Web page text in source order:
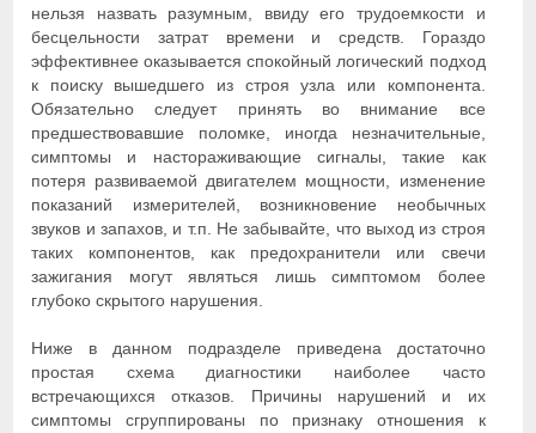
нельзя назвать разумным, ввиду его трудоемкости и
бесцельности затрат времени и средств. Гораздо
эффективнее оказывается спокойный логический подход
к поиску вышедшего из строя узла или компонента.
Обязательно следует принять во внимание все
предшествовавшие поломке, иногда незначительные,
симптомы и настораживающие сигналы, такие как
потеря развиваемой двигателем мощности, изменение
показаний измерителей, возникновение необычных
звуков и запахов, и т.п. Не забывайте, что выход из строя
таких компонентов, как предохранители или свечи
зажигания могут являться лишь симптомом более
глубоко скрытого нарушения.
Ниже в данном подразделе приведена достаточно
простая схема диагностики наиболее часто
встречающихся отказов. Причины нарушений и их
симптомы сгруппированы по признаку отношения к